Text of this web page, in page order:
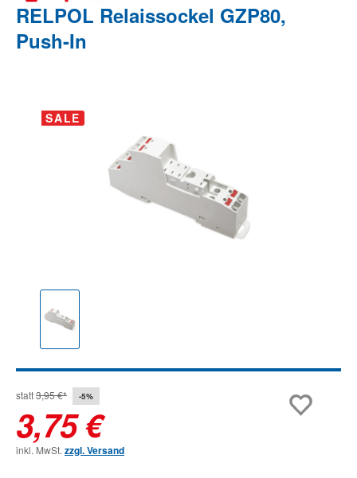
RELPOL Relaissockel GZP80,
Push-In
Bildergalerie überspringen
SALE
statt3,95 €* -5%
3,75 €
inkl. MwSt. zzgl. Versand